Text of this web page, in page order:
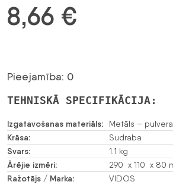
8,66 €
Pieejamība: 0
TEHNISKĀ SPECIFIKĀCIJA:
Izgatavošanas materiāls: Metāls –
Krāsa: Sudraba
Svars: 1.1 kg
Ārējie izmēri: 290 x 110 x 80
Ražotājs / Marka: VIDOS